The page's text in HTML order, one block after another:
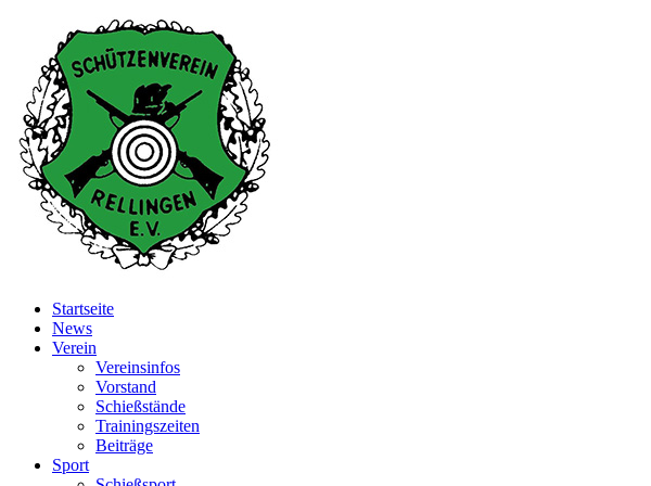
Startseite
News
Verein
Vereinsinfos
Vorstand
Schießstände
Trainingszeiten
Beiträge
Sport